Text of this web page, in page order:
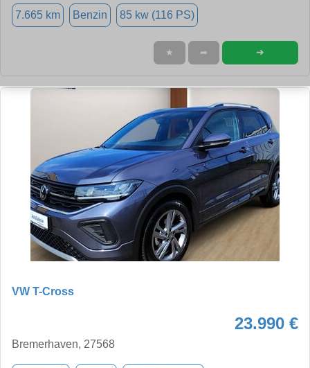
7.665 km Benzin 85 kw (116 PS)
★ ➦ ➜
VW T-Cross
23.990 €
Bremerhaven, 27568